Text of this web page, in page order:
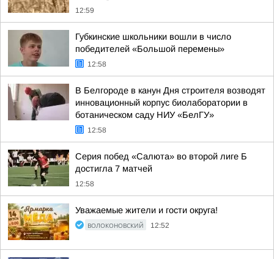
12:59
Губкинские школьники вошли в число
победителей «Большой перемены»
12:58
В Белгороде в канун Дня строителя возводят
инновационный корпус биолаборатории в
ботаническом саду НИУ «БелГУ»
12:58
Серия побед «Салюта» во второй лиге Б
достигла 7 матчей
12:58
Уважаемые жители и гости округа!
ВОЛОКОНОВСКИЙ 12:52